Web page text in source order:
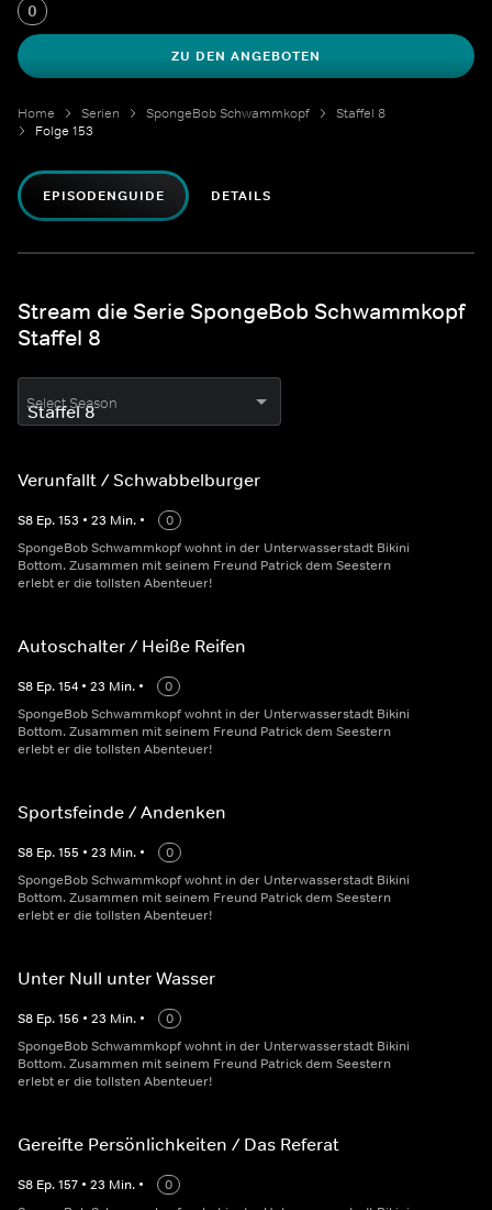
0
ZU DEN ANGEBOTEN
Home Serien SpongeBob Schwammkopf
Staffel 8
Folge 153
EPISODENGUIDE DETAILS
Stream die Serie SpongeBob Schwammkopf
Staffel 8
Select Season
Verunfallt / Schwabbelburger
S8 Ep.153 • 23 Min. •
0
SpongeBob Schwammkopf wohnt in der Unterwasserstadt Bikini
Bottom. Zusammen mit seinem Freund Patrick dem Seestern
erlebt er die tollsten Abenteuer!
Autoschalter / Heiße Reifen
S8 Ep.154 • 23 Min. •
0
SpongeBob Schwammkopf wohnt in der Unterwasserstadt Bikini
Bottom. Zusammen mit seinem Freund Patrick dem Seestern
erlebt er die tollsten Abenteuer!
Sportsfeinde / Andenken
S8 Ep.155 • 23 Min. •
0
SpongeBob Schwammkopf wohnt in der Unterwasserstadt Bikini
Bottom. Zusammen mit seinem Freund Patrick dem Seestern
erlebt er die tollsten Abenteuer!
Unter Null unter Wasser
S8 Ep.156 • 23 Min. •
0
SpongeBob Schwammkopf wohnt in der Unterwasserstadt Bikini
Bottom. Zusammen mit seinem Freund Patrick dem Seestern
erlebt er die tollsten Abenteuer!
Gereifte Persönlichkeiten / Das Referat
S8 Ep.157 • 23 Min. •
0